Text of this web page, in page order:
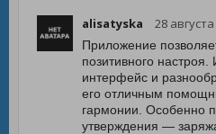
alisatyska 28
Приложение
позитивного
интерфейс и
его отличным
гармонии. Особенно
утверждения —